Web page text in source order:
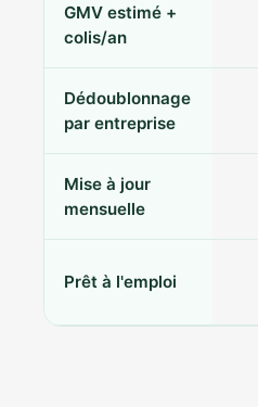
GMV estimé +
colis/an
Dédoublonnage
par entreprise
Mise à jour
mensuelle
Prêt à l'emploi